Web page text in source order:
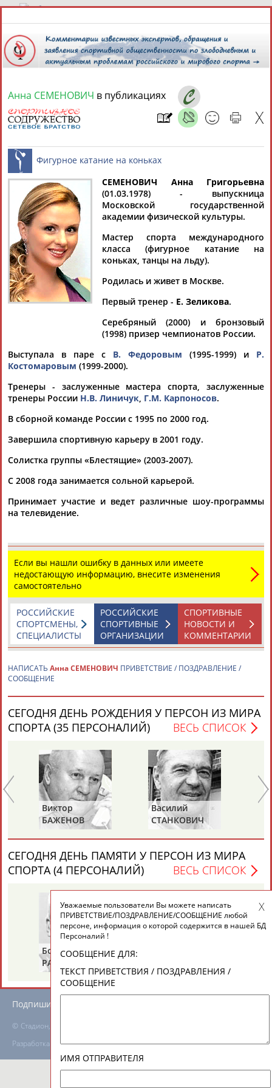
6 августа 2026 года,18:17
Найдено: 13181 Расширенный поиск
Аслаудин
АБАЕВ
Елена
АБАИМОВА
Мария
АБАКУМОВА
Юлия
АБАЛАКИНА
Дмитрий
АБАРЕНОВ
Тамилла
АБАСОВА
АБАЧАРАЕВ
АБАШИДЗЕ
АББАТЕ-
БУЛАТОВА
АББЯСОВА
АБДИКАРИМОВААБДРАХМАНОВ
Каримжан
АБДРАХМАНОВ
Аделя
АБДРАХМАНОВА
Андрей
Герман
Рамазан
Тагир
Камиль
Загалав
Камалудин
АБДУЛДАУДОВ
Абдула
АБДУЛЖАЛИЛОВ
Магомед
АБДУЛКАГИРОВ
Назир
АБДУЛЛАЕВ
24 персон из 13181
ЕЩЁ ПЕРСОНЫ
ТАБЛО АКТИВНОСТИ
Вопросы сотрудничества и совместной деятельности
© Стадион, 1998-2026
Разработка и поддержка ООО НАИТ «Стадион»
Адресов в новостной рассылке: 996
Подпишись
Анна СЕМЕНОВИЧ в публикациях
Фигурное катание на коньках
СЕМЕНОВИЧ Анна Григорьевна
(01.03.1978) - выпускница
Московской государственной
академии физической культуры.
Мастер спорта международного
класса (фигурное катание на
коньках, танцы на льду).
Родилась и живет в Москве.
Первый тренер - Е. Зеликова.
Серебряный (2000) и бронзовый
(1998) призер чемпионатов России.
Выступала в паре с В. Федоровым (1995-1999) и Р.
Костомаровым (1999-2000).
Тренеры - заслуженные мастера спорта, заслуженные
тренеры России Н.В. Линичук, Г.М. Карпоносов.
В сборной команде России с 1995 по 2000 год.
Завершила спортивную карьеру в 2001 году.
Солистка группы «Блестящие» (2003-2007).
С 2008 года занимается сольной карьерой.
Принимает участие и ведет различные шоу-программы
на телевидение.
Если вы нашли ошибку в данных или имеете
недостающую информацию, внесите изменения
самостоятельно
СПОРТИВНЫЕ
НОВОСТИ И
КОММЕНТАРИИ
РОССИЙСКИЕ
СПОРТИВНЫЕ
ОРГАНИЗАЦИИ
РОССИЙСКИЕ
СПОРТСМЕНЫ,
СПЕЦИАЛИСТЫ
НАПИСАТЬ Анна СЕМЕНОВИЧ ПРИВЕТСТВИЕ / ПОЗДРАВЛЕНИЕ /
СООБЩЕНИЕ
СЕГОДНЯ ДЕНЬ РОЖДЕНИЯ У ПЕРСОН ИЗ МИРА
СПОРТА (35 ПЕРСОНАЛИЙ)
ВЕСЬ СПИСОК
Виктор
БАЖЕНОВ
Василий
СТАНКОВИЧ
СЕГОДНЯ ДЕНЬ ПАМЯТИ У ПЕРСОН ИЗ МИРА
СПОРТА (4 ПЕРСОНАЛИЙ)
ВЕСЬ СПИСОК
Борис
РАЗИНСКИЙ
Уважаемые пользователи Вы можете написать
ПРИВЕТСТВИЕ/ПОЗДРАВЛЕНИЕ/СООБЩЕНИЕ любой
персоне, информация о которой содержится в нашей БД
Персоналий !
СООБЩЕНИЕ ДЛЯ:
ТЕКСТ ПРИВЕТСТВИЯ / ПОЗДРАВЛЕНИЯ /
СООБЩЕНИЕ
ИМЯ ОТПРАВИТЕЛЯ